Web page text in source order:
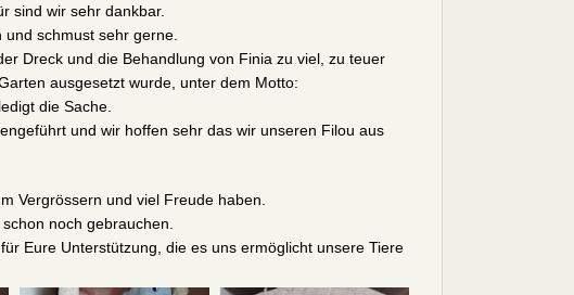
sind wir sehr dankbar.
schmust sehr gerne.
Dreck und die Behandlung von Finia zu viel, zu teuer
ausgesetzt wurde, unter dem Motto:
die Sache.
und wir hoffen sehr das wir unseren Filou aus
Vergrössern und viel Freude haben.
noch gebrauchen.
Eure Unterstützung, die es uns ermöglicht unsere Tiere